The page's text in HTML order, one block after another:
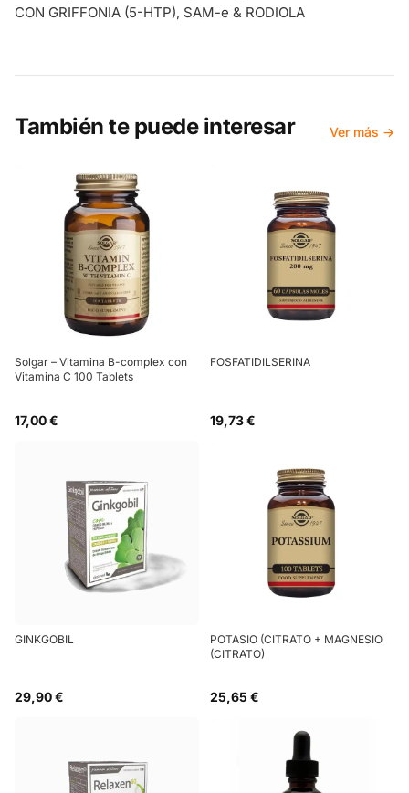
CON GRIFFONIA (5-HTP), SAM-e & RODIOLA
También te puede interesar Ver más →
Solgar – Vitamina B-complex con
Vitamina C 100 Tablets
17,00 €
FOSFATIDILSERINA
19,73 €
GINKGOBIL
29,90 €
POTASIO (CITRATO + MAGNESIO
(CITRATO)
25,65 €